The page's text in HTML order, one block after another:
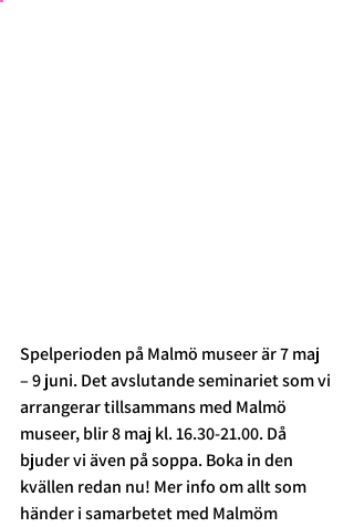
Spelperioden på Malmö museer är 7 maj
– 9 juni. Det avslutande seminariet som vi
arrangerar tillsammans med Malmö
museer, blir 8 maj kl. 16.30-21.00. Då
bjuder vi även på soppa. Boka in den
kvällen redan nu! Mer info om allt som
händer i samarbetet med Malmöm